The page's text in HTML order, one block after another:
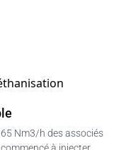
Nm3/h des associés